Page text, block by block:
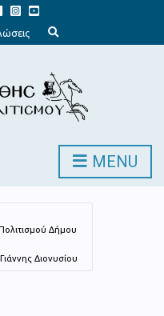
x
d
s
e
c
o
MENU
Δήμου
Διονυσίου